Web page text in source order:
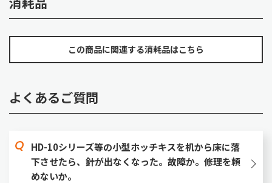
この商品に関連する消耗品はこちら
よくあるご質問
HD-10シリーズ等の小型ホッチキスを机から床に落
下させたら、針が出なくなった。故障か。修理を頼
めないか。